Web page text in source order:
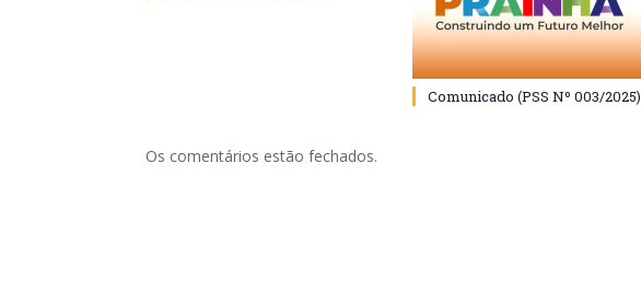
Comunicado (PSS Nº 003/2025)
Os comentários estão fechados.